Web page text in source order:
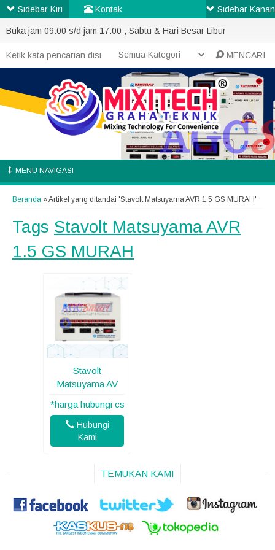
Buka jam 09.00 s/d jam 17.00 , Sabtu & Hari Besar Libur
MENCARI
MENU NAVIGASI
Beranda »Artikel yang ditandai 'Stavolt Matsuyama AVR 1.5 GS MURAH'
Tags Stavolt Matsuyama AVR
1.5 GS MURAH
Stavolt
Matsuyama AV
*harga hubungi cs
Hubungi
Kami
TEMUKAN KAMI
Sidebar Kiri Kontak Sidebar Kanan